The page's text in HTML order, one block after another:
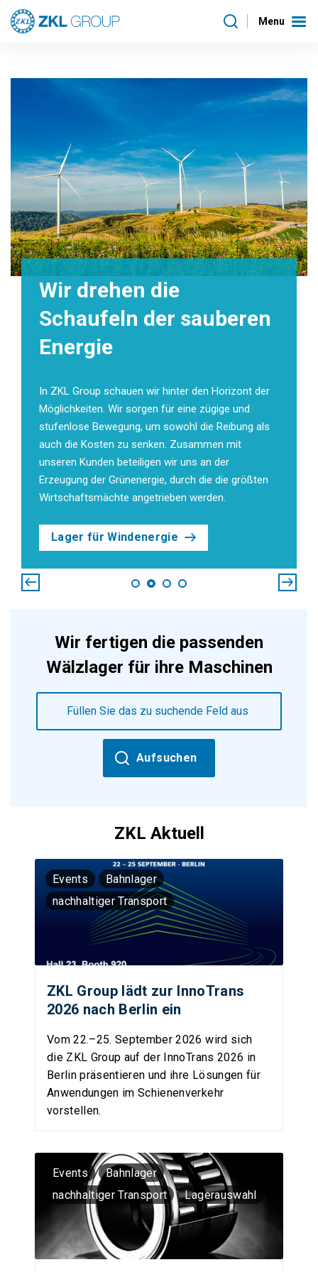
Menu
Wir drehen die
Schaufeln der sauberen
Energie
In ZKL Group schauen wir hinter den Horizont der
Möglichkeiten. Wir sorgen für eine zügige und
stufenlose Bewegung, um sowohl die Reibung als
auch die Kosten zu senken. Zusammen mit
unseren Kunden beteiligen wir uns an der
Erzeugung der Grünenergie, durch die die größten
Wirtschaftsmächte angetrieben werden.
Lager für Windenergie
Wir fertigen die passenden
Wälzlager für ihre Maschinen
Aufsuchen
ZKL Aktuell
Events
Bahnlager
nachhaltiger Transport
ZKL Group lädt zur InnoTrans
2026 nach Berlin ein
Vom 22.–25. September 2026 wird sich
die ZKL Group auf der InnoTrans 2026 in
Berlin präsentieren und ihre Lösungen für
Anwendungen im Schienenverkehr
vorstellen.
Events
Bahnlager
nachhaltiger Transport
Lagerauswahl